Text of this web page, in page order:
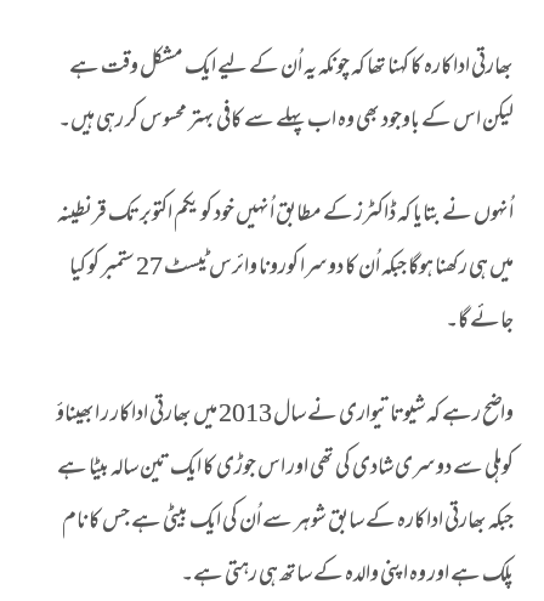
بھارتی اداکارہ کا کہنا تھا کہ چونکہ یہ اُن کے لیے ایک مشکل وقت ہے
لیکن اس کے باوجود بھی وہ اب پہلے سے کافی بہتر محسوس کر رہی ہیں۔
اُنہوں نے بتایا کہ ڈاکٹرز کے مطابق اُنہیں خود کو یکم اکتوبر تک قرنطینہ
میں ہی رکھنا ہوگا جبکہ اُن کا دوسرا کورونا وائرس ٹیسٹ 27 ستمبر کو کیا
جائے گا۔
واضح رہے کہ شیوتا تیواری نے سال 2013 میں بھارتی اداکار ر ابھیناؤ
کوہلی سے دوسری شادی کی تھی اور اس جوڑی کا ایک تین سالہ بیٹا ہے
جبکہ بھارتی اداکارہ کے سابق شوہر سے اُن کی ایک بیٹی ہے جس کا نام
پلک ہے اور وہ اپنی والدہ کے ساتھ ہی رہتی ہے۔